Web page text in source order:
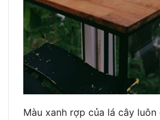
Màu xanh rợp của lá cây